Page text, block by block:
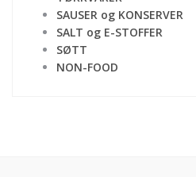
SAUSER og KONSERVER
SALT og E-STOFFER
SØTT
NON-FOOD